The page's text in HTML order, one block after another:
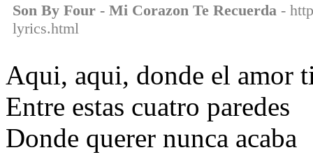
Son By Four - Mi Corazon Te Recuerda -
lyrics.html
Aqui, aqui, donde el amor
Entre estas cuatro paredes
Donde querer nunca acaba